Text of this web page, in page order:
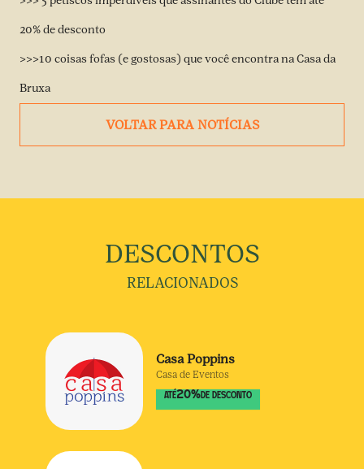
20% de desconto
>>>10 coisas fofas (e gostosas) que você encontra na Casa da
Bruxa
VOLTAR PARA NOTÍCIAS
DESCONTOS
RELACIONADOS
Casa Poppins
Casa de Eventos
ATÉ20% DE DESCONTO